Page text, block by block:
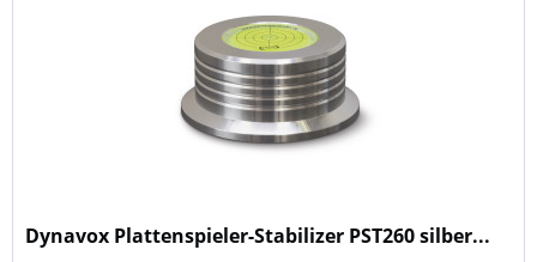
Dynavox Plattenspieler-Stabilizer PST260 silber...